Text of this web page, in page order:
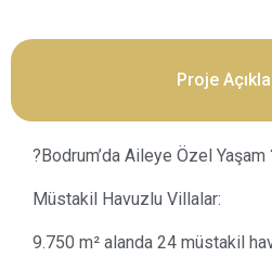
Proje
?Bodrum’da Aileye Özel Yaşam
Müstakil Havuzlu Villalar:
9.750 m² alanda 24 müstakil